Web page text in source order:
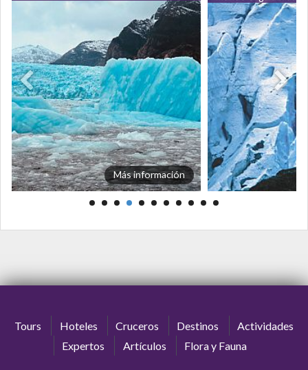
Más información
Tours Hoteles Cruceros Destinos
Actividades
Expertos
Artículos Flora y Fauna